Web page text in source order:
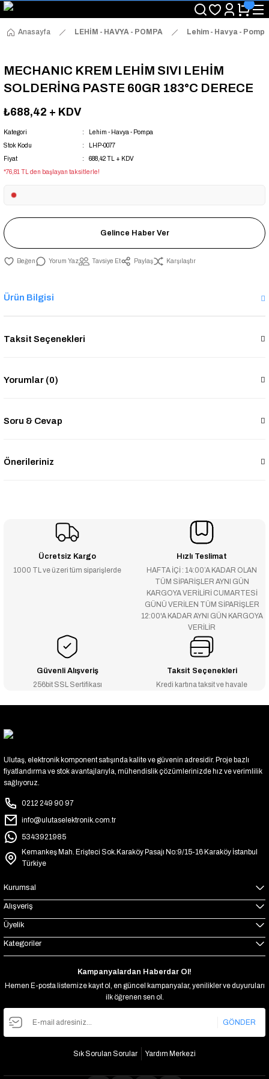
"Saat 14:00'a Kadar Verilen Siparişlerde Aynı Gün Kargo Avantajı!
"Binlerce Ürün Çeşitliliği ile Stoktan Hemen Teslim."
"Toptan Fiyatına Perakende Satış Avantajını Kaçırmayın!"
Anasayfa LEHİM - HAVYA - POMPA Lehim - Havya - Pompa
MECHANIC KREM LEHİM SIVI LEHİM
SOLDERİNG PASTE 60GR 183°C DERECE
₺688,42 + KDV
Kategori
Lehim - Havya - Pompa
Stok Kodu
LHP-0077
Fiyat
688,42 TL + KDV
*76,81 TL den başlayan taksitlerle!
Gelince Haber Ver
Yorum Yaz Tavsiye Et Paylaş Karşılaştır
Ürün Bilgisi
Taksit Seçenekleri
Yorumlar (0)
Soru & Cevap
Önerileriniz
Ücretsiz Kargo
1000 TL ve üzeri tüm siparişlerde
Hızlı Teslimat
HAFTA İÇİ : 14:00’A KADAR OLAN
TÜM SİPARİŞLER AYNI GÜN
KARGOYA VERİLİRİ CUMARTESİ
GÜNÜ VERİLEN TÜM SİPARİŞLER
12:00'A KADAR AYNI GÜN KARGOYA
VERİLİR
Güvenli Alışveriş
256bit SSL Sertifikası
Taksit Seçenekleri
Kredi kartına taksit ve havale
Ulutaş, elektronik komponent satışında kalite ve güvenin adresidir. Proje bazlı
fiyatlandırma ve stok avantajlarıyla, mühendislik çözümlerinizde hız ve verimlilik
sağlıyoruz.
0212 249 90 97
info@ulutaselektronik.com.tr
5343921985
Kemankeş Mah. Erişteci Sok.Karaköy Pasajı No:9/15-16 Karaköy İstanbul
Türkiye
Kurumsal
Alışveriş
Üyelik
Kategoriler
Kampanyalardan Haberdar Ol!
Hemen E-posta listemize kayıt ol, en güncel kampanyalar, yenilikler ve duyuruları
ilk öğrenen sen ol.
GÖNDER
Sık Sorulan Sorular Yardım Merkezi